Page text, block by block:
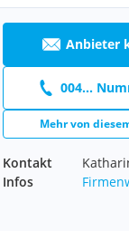
Anbieter
004...
Mehr von
Kontakt
Infos